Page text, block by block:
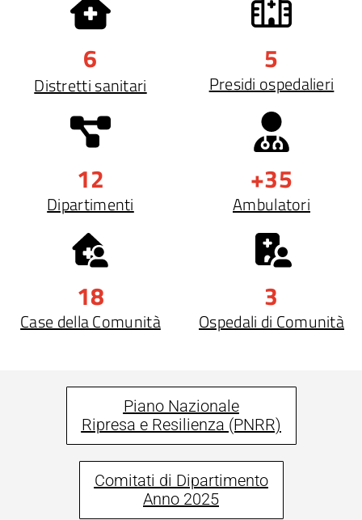
6
Distretti sanitari
5
Presidi ospedalieri
12
Dipartimenti
+35
Ambulatori
18
Case della Comunità
3
Ospedali di Comunità
Piano Nazionale
Ripresa e Resilienza (PNRR)
Comitati di Dipartimento
Anno 2025